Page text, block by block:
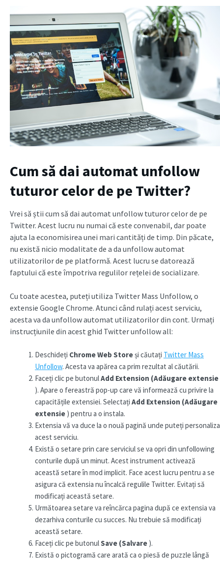
Cum să dai automat unfollow
tuturor celor de pe Twitter?
Vrei să știi cum să dai automat unfollow tuturor celor de pe
Twitter. Acest lucru nu numai că este convenabil, dar poate
ajuta la economisirea unei mari cantități de timp. Din păcate,
nu există nicio modalitate de a da unfollow automat
utilizatorilor de pe platformă. Acest lucru se datorează
faptului că este împotriva regulilor rețelei de socializare.
Cu toate acestea, puteți utiliza Twitter Mass Unfollow, o
extensie Google Chrome. Atunci când rulați acest serviciu,
acesta va da unfollow automat utilizatorilor din cont. Urmați
instrucțiunile din acest ghid Twitter unfollow all:
Deschideți Chrome Web Storeși căutați Twitter Mass
Unfollow. Acesta va apărea ca prim rezultat al căutării.
Faceți clic pe butonulAdd Extension (Adăugare extensie
). Apare o fereastră pop-up care vă informează cu privire la
capacitățile extensiei. Selectați Add Extension (Adăugare
extensie ) pentru a o instala.
Extensia vă va duce la o nouă pagină unde puteți personaliza
acest serviciu.
Există o setare prin care serviciul se va opri din unfollowing
conturile după un minut. Acest instrument activează
această setare în mod implicit. Face acest lucru pentru a se
asigura că extensia nu încalcă regulile Twitter. Evitați să
modificați această setare.
Următoarea setare va reîncărca pagina după ce extensia va
dezarhiva conturile cu succes. Nu trebuie să modificați
această setare.
Faceți clic pe butonulSave (Salvare ).
Există o pictogramă care arată ca o piesă de puzzle lângă